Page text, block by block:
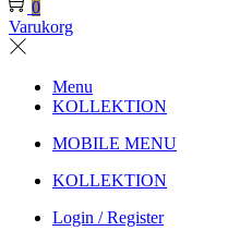
0
Varukorg
Menu
KOLLEKTION
MOBILE MENU
KOLLEKTION
Login / Register